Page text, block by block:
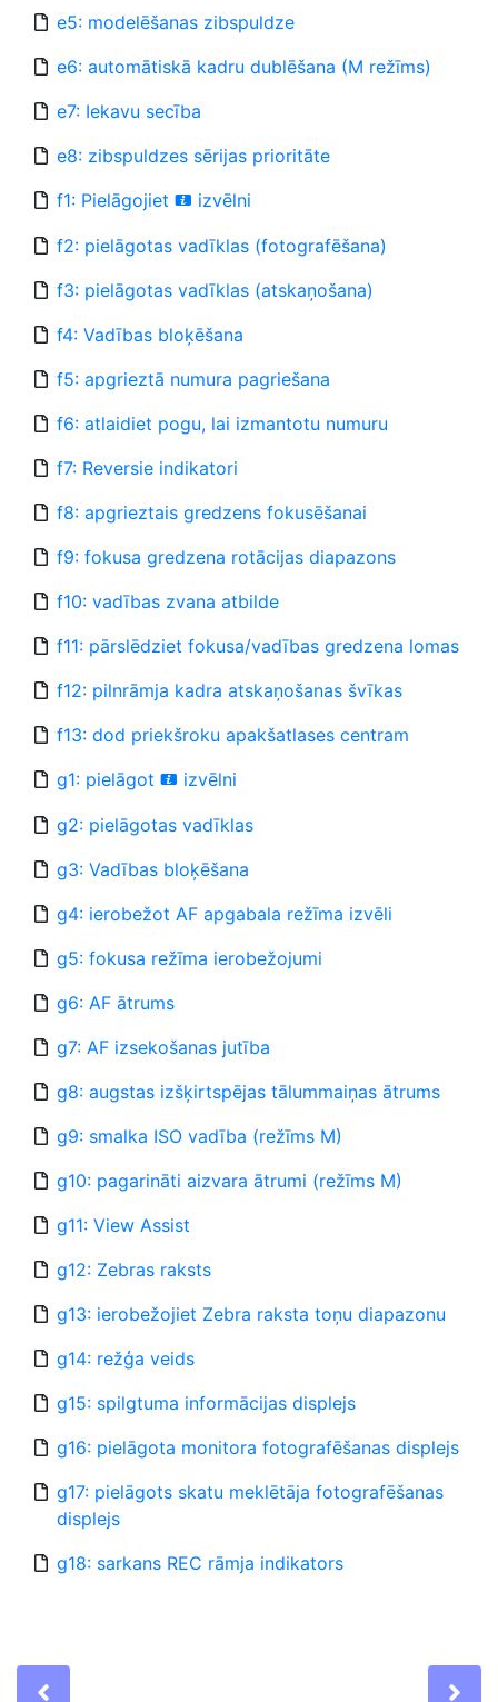
e5: modelēšanas zibspuldze
e6: automātiskā kadru dublēšana (M režīms)
e7: Iekavu secība
e8: zibspuldzes sērijas prioritāte
f1: Pielāgojiet i izvēlni
f2: pielāgotas vadīklas (fotografēšana)
f3: pielāgotas vadīklas (atskaņošana)
f4: Vadības bloķēšana
f5: apgrieztā numura pagriešana
f6: atlaidiet pogu, lai izmantotu numuru
f7: Reversie indikatori
f8: apgrieztais gredzens fokusēšanai
f9: fokusa gredzena rotācijas diapazons
f10: vadības zvana atbilde
f11: pārslēdziet fokusa/vadības gredzena lomas
f12: pilnrāmja kadra atskaņošanas švīkas
f13: dod priekšroku apakšatlases centram
g1: pielāgot i izvēlni
g2: pielāgotas vadīklas
g3: Vadības bloķēšana
g4: ierobežot AF apgabala režīma izvēli
g5: fokusa režīma ierobežojumi
g6: AF ātrums
g7: AF izsekošanas jutība
g8: augstas izšķirtspējas tālummaiņas ātrums
g9: smalka ISO vadība (režīms M)
g10: pagarināti aizvara ātrumi (režīms M)
g11: View Assist
g12: Zebras raksts
g13: ierobežojiet Zebra raksta toņu diapazonu
g14: režģa veids
g15: spilgtuma informācijas displejs
g16: pielāgota monitora fotografēšanas displejs
g17: pielāgots skatu meklētāja fotografēšanas
displejs
g18: sarkans REC rāmja indikators